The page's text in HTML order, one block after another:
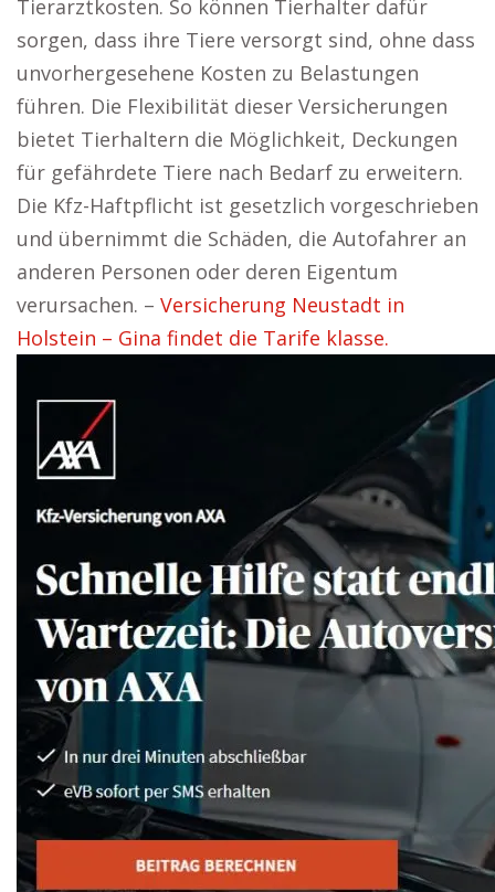
Tierarztkosten. So können Tierhalter dafür
sorgen, dass ihre Tiere versorgt sind, ohne dass
unvorhergesehene Kosten zu Belastungen
führen. Die Flexibilität dieser Versicherungen
bietet Tierhaltern die Möglichkeit, Deckungen
für gefährdete Tiere nach Bedarf zu erweitern.
Die Kfz-Haftpflicht ist gesetzlich vorgeschrieben
und übernimmt die Schäden, die Autofahrer an
anderen Personen oder deren Eigentum
verursachen. – Versicherung Neustadt in
Holstein – Gina findet die Tarife klasse.